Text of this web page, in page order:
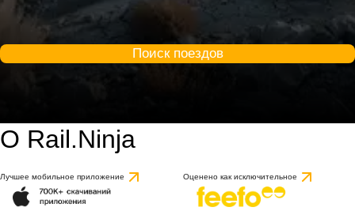
Поиск поездов
О Rail.Ninja
Лучшее мобильное приложение Оценено как исключительное